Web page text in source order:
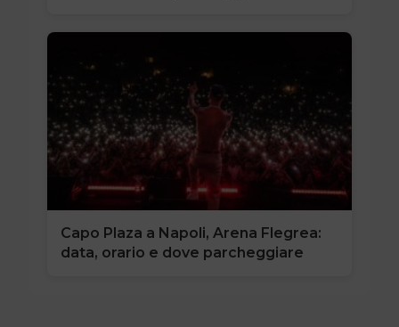
Capo Plaza a Napoli, Arena Flegrea:
data, orario e dove parcheggiare